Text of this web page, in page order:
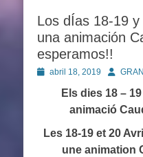
Los dÍas 18-19 y
una animación
esperamos!!
Publicado
abril 18, 2019 Autor
Els dies 18 –
animació
Les 18-19 et 20
une animation